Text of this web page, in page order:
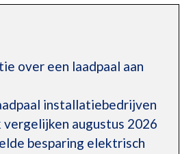
over een laadpaal aan
installatiebedrijven
vergelijken augustus 2026
besparing elektrisch